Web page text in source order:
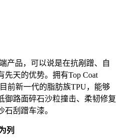
产品，可以说是在抗剐蹭、自
天的优势。拥有Top Coat
前新一代的脂肪族TPU，能够
御路面碎石沙粒撞击、柔韧修复
刮蹭车漆。
列